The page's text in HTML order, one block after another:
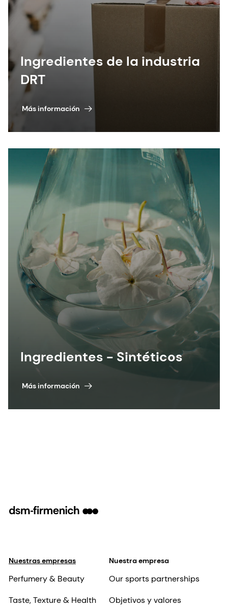
Ingredientes de la industria
DRT
Más información
Ingredientes - Sintéticos
Más información
Nuestras empresas
Perfumery & Beauty
Taste, Texture & Health
Nuestra empresa
Our sports partnerships
Objetivos y valores